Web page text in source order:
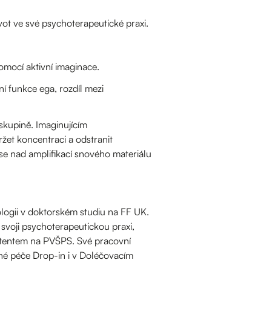
ve své psychoterapeutické praxi.
aktivní imaginace.
funkce ega, rozdíl mezi
Imaginujícím
koncentraci a odstranit
nad amplifikací snového materiálu
v doktorském studiu na FF UK.
psychoterapeutickou praxi,
na PVŠPS. Své pracovní
péče Drop-in i v Doléčovacím